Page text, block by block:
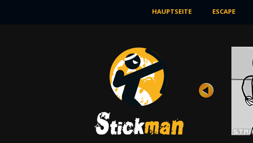
HAUPTSEITE ESCAPE
SAM 2
Bewertung
Henry Stickman setzt die Mission fort, die er
im Sam-Spiel begonnen hat. Aber der ...
JETZT SPIELEN